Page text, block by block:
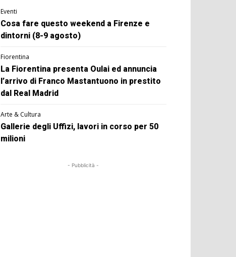
Eventi
Cosa fare questo weekend a Firenze e
dintorni (8-9 agosto)
Fiorentina
La Fiorentina presenta Oulai ed annuncia
l’arrivo di Franco Mastantuono in prestito
dal Real Madrid
Arte & Cultura
Gallerie degli Uffizi, lavori in corso per 50
milioni
- Pubblicità -